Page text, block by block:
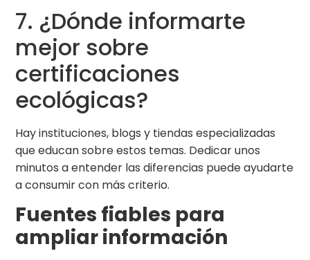
7. ¿Dónde informarte
mejor sobre
certificaciones
ecológicas?
Hay instituciones, blogs y tiendas especializadas
que educan sobre estos temas. Dedicar unos
minutos a entender las diferencias puede ayudarte
a consumir con más criterio.
Fuentes fiables para
ampliar información